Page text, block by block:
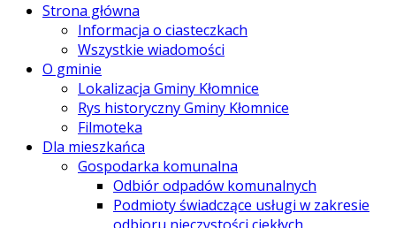
Strona główna
Informacja o ciasteczkach
Wszystkie wiadomości
O gminie
Lokalizacja Gminy Kłomnice
Rys historyczny Gminy Kłomnice
Filmoteka
Dla mieszkańca
Gospodarka komunalna
Odbiór odpadów komunalnych
Podmioty świadczące usługi w zakresie